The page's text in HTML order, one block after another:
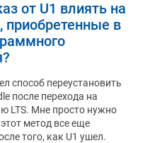
от U1 влиять на
приобретенные в
способ переустановить
после перехода на
LTS. Мне просто нужно
метод все еще
того, как U1 ушел.